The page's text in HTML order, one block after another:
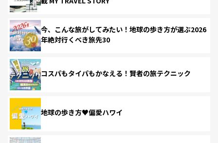
今、こんな旅がしてみたい！地球の歩き方が選ぶ2026
年絶対行くべき旅先30
コスパもタイパもかなえる！賢者の旅テクニック
地球の歩き方♥偏愛ハワイ